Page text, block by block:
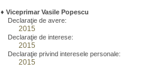
♦ Viceprimar Vasile Popescu
Declaraţie de avere:
2015
Declaraţie de interese:
2015
Declaraţie privind interesele personale:
2015